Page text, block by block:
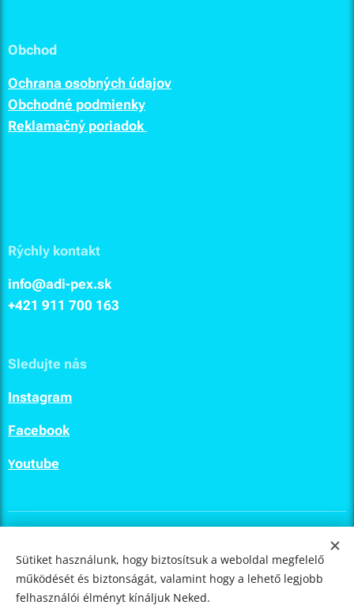
Obchod
Ochrana osobných údajov
Obchodné podmienky
Reklamačný poriadok
Rýchly kontakt
info@adi-pex.sk
+421 911 700 163
Sledujte nás
Instagram
Facebook
Youtube
ULTIMA.LAB© 2023
Sütiket használunk, hogy biztosítsuk a weboldal megfelelő
működését és biztonságát, valamint hogy a lehető legjobb
felhasználói élményt kínáljuk Neked.